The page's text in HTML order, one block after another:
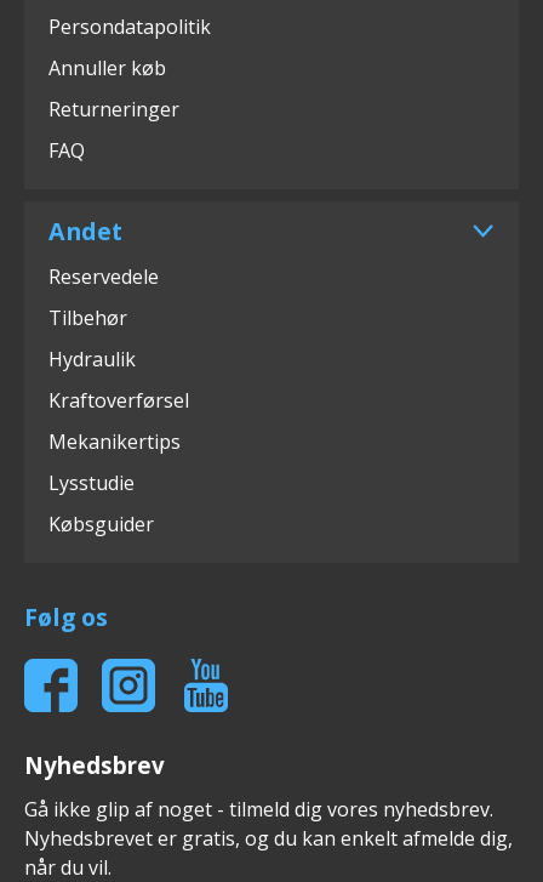
Persondatapolitik
Annuller køb
Returneringer
FAQ
Andet
Reservedele
Tilbehør
Hydraulik
Kraftoverførsel
Mekanikertips
Lysstudie
Købsguider
Følg os
Nyhedsbrev
Gå ikke glip af noget - tilmeld dig vores nyhedsbrev.
Nyhedsbrevet er gratis, og du kan enkelt afmelde dig,
når du vil.